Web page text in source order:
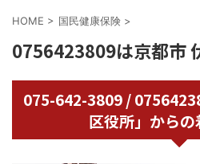
HOME > 国民健康保険 >
0756423809は京都市
075-642-3809 /
区役所」からの